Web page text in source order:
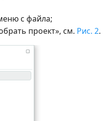
c файла;
проект», см. Рис. 2.